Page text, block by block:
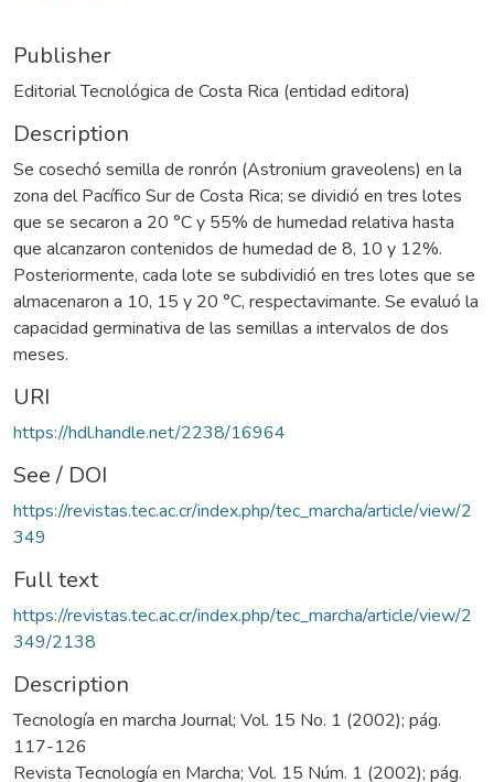
Publisher
Editorial Tecnológica de Costa Rica (entidad editora)
Description
Se cosechó semilla de ronrón (Astronium graveolens) en la
zona del Pacífico Sur de Costa Rica; se dividió en tres lotes
que se secaron a 20 °C y 55% de humedad relativa hasta
que alcanzaron contenidos de humedad de 8, 10 y 12%.
Posteriormente, cada lote se subdividió en tres lotes que se
almacenaron a 10, 15 y 20 °C, respectavimante. Se evaluó la
capacidad germinativa de las semillas a intervalos de dos
meses.
URI
https://hdl.handle.net/2238/16964
See / DOI
https://revistas.tec.ac.cr/index.php/tec_marcha/article/view/2
349
Full text
https://revistas.tec.ac.cr/index.php/tec_marcha/article/view/2
349/2138
Description
Tecnología en marcha Journal; Vol. 15 No. 1 (2002); pág.
117-126
Revista Tecnología en Marcha; Vol. 15 Núm. 1 (2002); pág.